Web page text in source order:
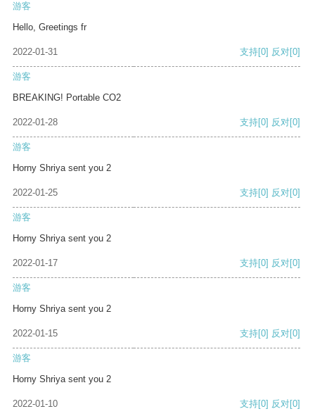
游客
Hello, Greetings fr
2022-01-31 支持[0] 反对[0]
游客
BREAKING! Portable CO2
2022-01-28 支持[0] 反对[0]
游客
Horny Shriya sent you 2
2022-01-25 支持[0] 反对[0]
游客
Horny Shriya sent you 2
2022-01-17 支持[0] 反对[0]
游客
Horny Shriya sent you 2
2022-01-15 支持[0] 反对[0]
游客
Horny Shriya sent you 2
2022-01-10 支持[0] 反对[0]